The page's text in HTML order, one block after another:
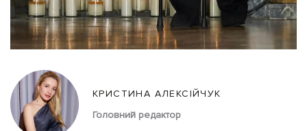
КРИСТИНА АЛЕКСІЙЧУК
Головний редактор